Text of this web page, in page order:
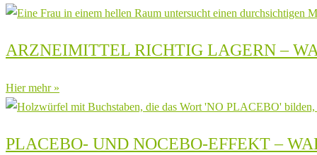
ARZNEIMITTEL RICHTIG LAGERN –
Hier mehr »
PLACEBO- UND NOCEBO-EFFEKT –